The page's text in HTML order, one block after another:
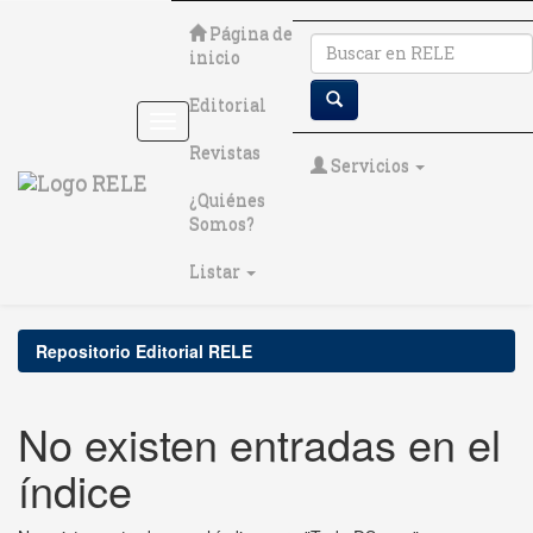
Página de
inicio
Editorial
Revistas
¿Quiénes
Somos?
Listar
Servicios
Repositorio Editorial RELE
No existen entradas en el
índice